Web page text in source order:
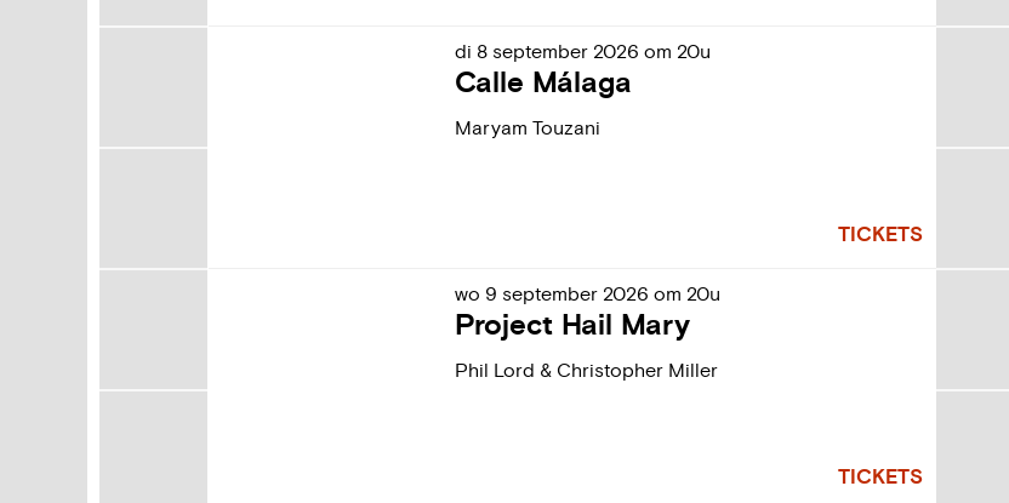
di 8 september 2026 om 20u
Calle Málaga
Maryam Touzani
TICKETS
wo 9 september 2026 om 20u
Project Hail Mary
Phil Lord & Christopher Miller
TICKETS